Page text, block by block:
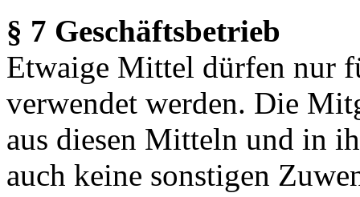
§ 7 Geschäftsbetrieb
Etwaige Mittel dürfen nur
verwendet werden. Die
aus diesen Mitteln und in
auch keine sonstigen